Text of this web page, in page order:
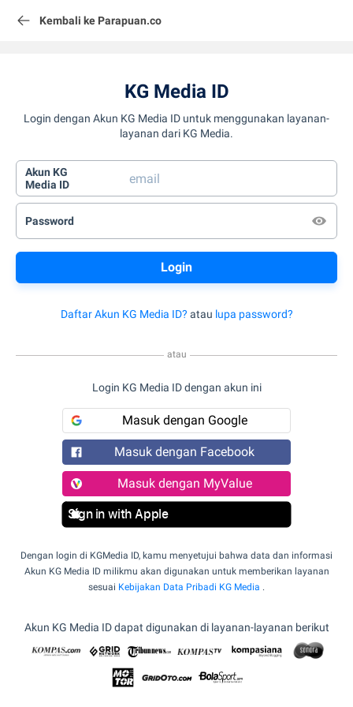
Kembali ke Parapuan.co
KG Media ID
Login dengan Akun KG Media ID untuk menggunakan layanan-
layanan dari KG Media.
Akun KG
Media ID
Password
Daftar Akun KG Media ID? atau lupa password?
atau
Login KG Media ID dengan akun ini
Masuk dengan Google
Masuk dengan Facebook
Masuk dengan MyValue
Sign in with Apple
Dengan login di KGMedia ID, kamu menyetujui bahwa data dan informasi
Akun KG Media ID milikmu akan digunakan untuk memberikan layanan
sesuai Kebijakan Data Pribadi KG Media .
Akun KG Media ID dapat digunakan di layanan-layanan berikut